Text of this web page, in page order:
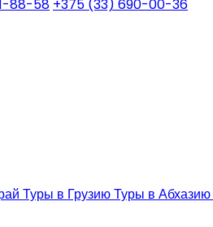
88-58 +375 (33) 690-00-36
Туры в ГрузиюТуры в Абхазию